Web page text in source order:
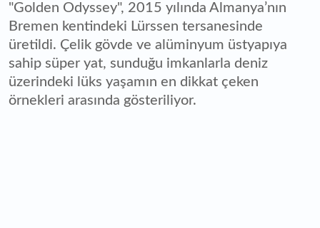
"Golden Odyssey", 2015 yılında Almanya’nın
Bremen kentindeki Lürssen tersanesinde
üretildi. Çelik gövde ve alüminyum üstyapıya
sahip süper yat, sunduğu imkanlarla deniz
üzerindeki lüks yaşamın en dikkat çeken
örnekleri arasında gösteriliyor.